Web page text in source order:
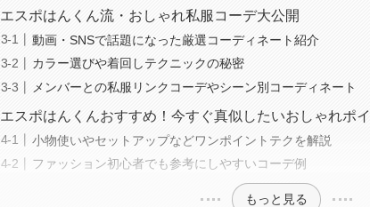
エスポはんくん流・おしゃれ私服コーデ大公開
動画・SNSで話題になった厳選コーディネート紹介
カラー選びや着回しテクニックの秘密
メンバーとの私服リンクコーデやシーン別コーディネート
エスポはんくんおすすめ！今すぐ真似したいおしゃれポ
小物使いやセットアップなどワンポイントテクを解説
ファッション初心者でも参考にしやすいコーデ例
もっと見る